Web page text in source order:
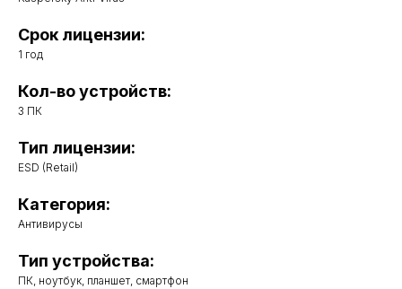
Срок лицензии:
1 год
Кол-во устройств:
3 ПК
Тип лицензии:
ESD (Retail)
Категория:
Антивирусы
Тип устройства:
ПК, ноутбук, планшет, смартфон